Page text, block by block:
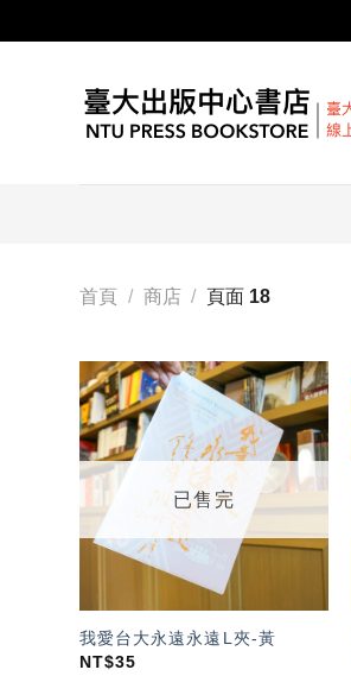
首頁 / 商店 / 頁面 18
加入
「願
望輕
單」
已售完
我愛台大永遠永遠L夾-黃
NT$35